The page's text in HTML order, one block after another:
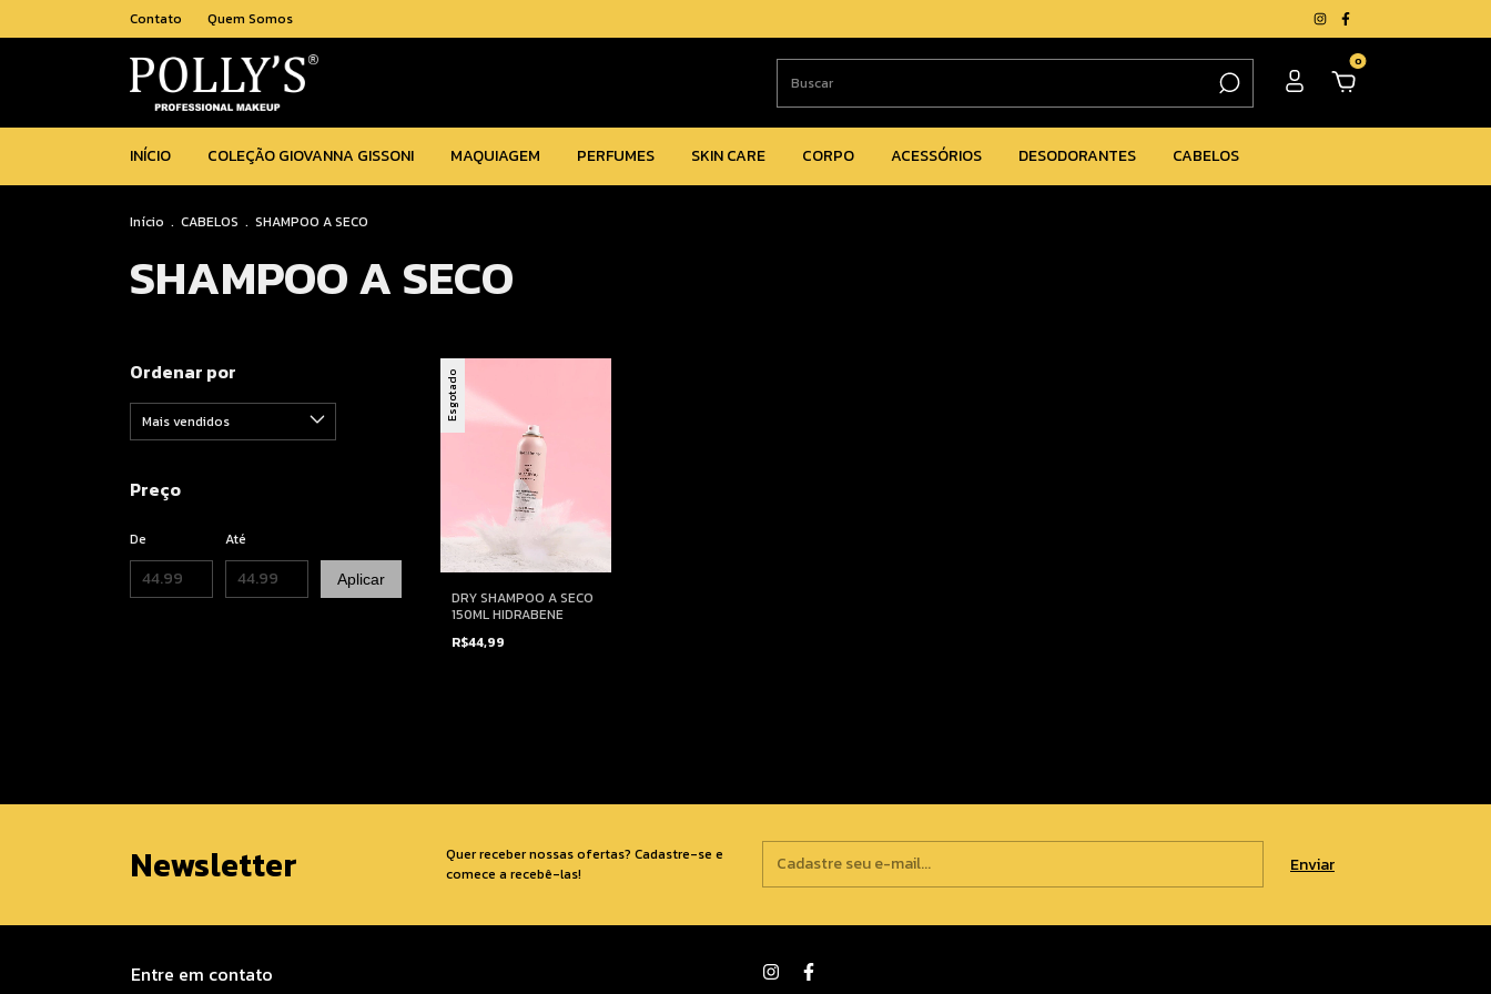
Contato Quem Somos
0
INÍCIO COLEÇÃO GIOVANNA GISSONI MAQUIAGEM PERFUMES SKIN CARE CORPO ACESSÓRIOS DESODORANTES CABELOS
Início . CABELOS . SHAMPOO A SECO
SHAMPOO A SECO
Ordenar por
Preço
De Até
Aplicar
Esgotado
DRY SHAMPOO A SECO
150ML HIDRABENE
R$44,99
Newsletter
Quer receber nossas ofertas? Cadastre-se e
comece a recebê-las!
Entre em contato